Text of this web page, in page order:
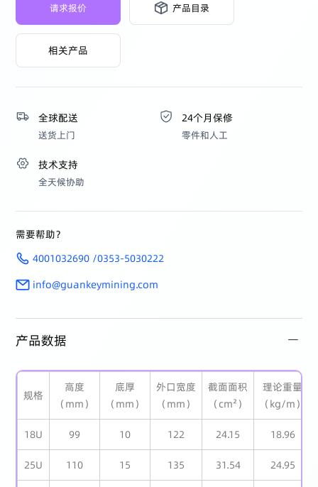
请求报价 产品目录
相关产品
全球配送
送货上门
24个月保修
零件和人工
技术支持
全天候协助
需要帮助？
4001032690 /0353-5030222
info@guankeymining.com
产品数据
规格
高度
（mm）
底厚
（mm）
外口宽度
（mm）
截面面积
（cm²）
理论重量
（kg/m）
18U 99 10 122 24.15 18.96
25U 110 15 135 31.54 24.95